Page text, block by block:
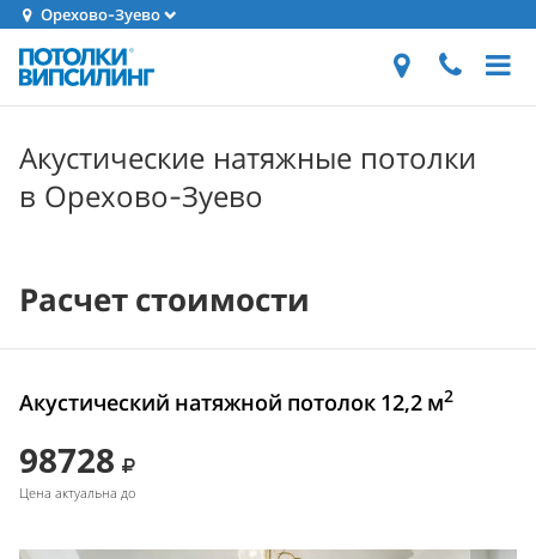
Орехово-Зуево
Акустические натяжные потолки
в Орехово-Зуево
Расчет стоимости
Акустический натяжной потолок 12,2 м2
98728
Цена актуальна до